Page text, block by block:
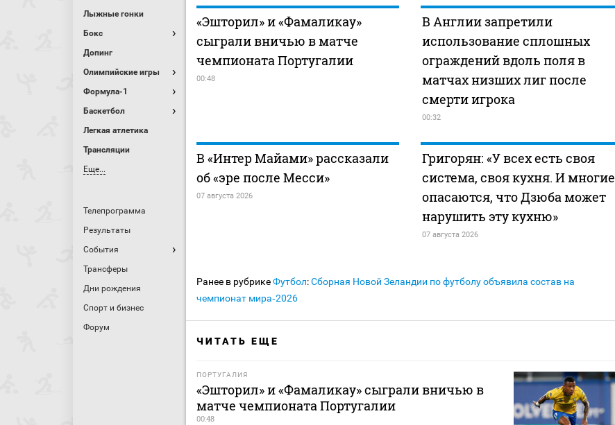
Лыжные гонки
Бокс
Допинг
Олимпийские игры
Формула-1
Баскетбол
Легкая атлетика
Трансляции
Еще...
Телепрограмма
Результаты
События
Трансферы
Дни рождения
Спорт и бизнес
Форум
«Эшторил» и «Фамаликау»
сыграли вничью в матче
чемпионата Португалии
00:48
В Англии запретили
использование сплошных
ограждений вдоль поля в
матчах низших лиг после
смерти игрока
00:32
В «Интер Майами» рассказали
об «эре после Месси»
07 августа 2026
Григорян: «У всех есть своя
система, своя кухня. И многие
опасаются, что Дзюба может
нарушить эту кухню»
07 августа 2026
Ранее в рубрикеФутбол:Сборная Новой Зеландии по футболу объявила состав на
чемпионат мира‑2026
ЧИТАТЬ ЕЩЕ
ПОРТУГАЛИЯ
«Эшторил» и «Фамаликау» сыграли вничью в
матче чемпионата Португалии
00:48